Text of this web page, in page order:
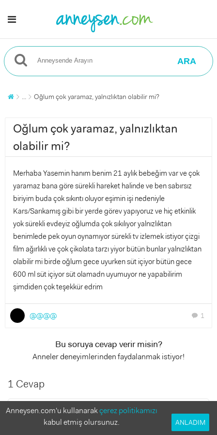
ARA
... Oğlum çok yaramaz, yalnızlıktan olabilir mi?
Oğlum çok yaramaz, yalnızlıktan
olabilir mi?
Merhaba Yasemin hanım benim 21 aylık bebeğim var ve çok
yaramaz bana göre sürekli hareket halinde ve ben sabırsız
biriyim buda çok sıkıntı oluyor eşimin işi nedeniyle
Kars/Sarıkamış gibi bir yerde görev yapıyoruz ve hiç etkinlik
yok sürekli evdeyiz oğlumda çok sıkılıyor yalnızlıktan
benimlede pek oyun oynamıyor sürekli tv izlemek istiyor çizgi
film ağırlıklı ve çok çikolata tarzı yiyor bütün bunlar yalnızlıktan
olabilir mi birde oğlum gece uyurken süt içiyor bütün gece
600 ml süt içiyor süt olamadn uyumuyor ne yapabilirim
şimdiden çok teşekkür edrim
@@@@ chat 1
Bu soruya cevap verir misin?
Anneler deneyimlerinden faydalanmak istiyor!
1 Cevap
Yasemin Meriç Kazdal
11 yıl önce
Anneysen.com'u kullanarakçerez politikamızı
kabul etmiş olursunuz.
ANLADIM